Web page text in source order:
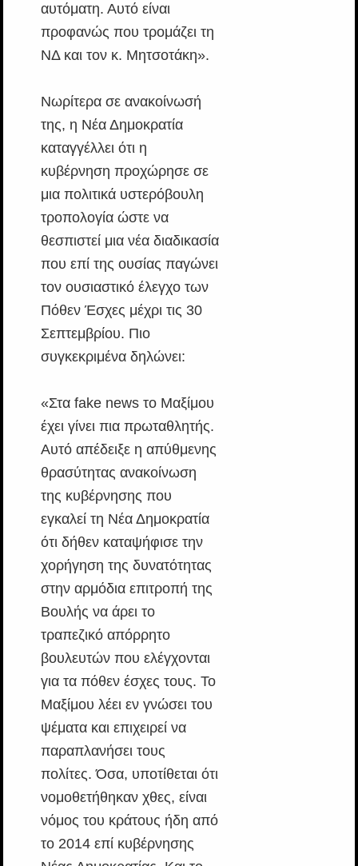
αυτόματη. Αυτό είναι
προφανώς που τρομάζει τη
ΝΔ και τον κ. Μητσοτάκη».
Νωρίτερα σε ανακοίνωσή
της, η Νέα Δημοκρατία
καταγγέλλει ότι η
κυβέρνηση προχώρησε σε
μια πολιτικά υστερόβουλη
τροπολογία ώστε να
θεσπιστεί μια νέα διαδικασία
που επί της ουσίας παγώνει
τον ουσιαστικό έλεγχο των
Πόθεν Έσχες μέχρι τις 30
Σεπτεμβρίου. Πιο
συγκεκριμένα δηλώνει:
«Στα fake news το Μαξίμου
έχει γίνει πια πρωταθλητής.
Αυτό απέδειξε η απύθμενης
θρασύτητας ανακοίνωση
της κυβέρνησης που
εγκαλεί τη Νέα Δημοκρατία
ότι δήθεν καταψήφισε την
χορήγηση της δυνατότητας
στην αρμόδια επιτροπή της
Βουλής να άρει το
τραπεζικό απόρρητο
βουλευτών που ελέγχονται
για τα πόθεν έσχες τους. Το
Μαξίμου λέει εν γνώσει του
ψέματα και επιχειρεί να
παραπλανήσει τους
πολίτες. Όσα, υποτίθεται ότι
νομοθετήθηκαν χθες, είναι
νόμος του κράτους ήδη από
το 2014 επί κυβέρνησης